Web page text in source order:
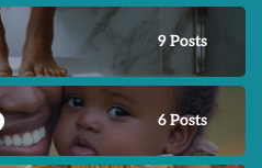
9 Posts
6 Posts